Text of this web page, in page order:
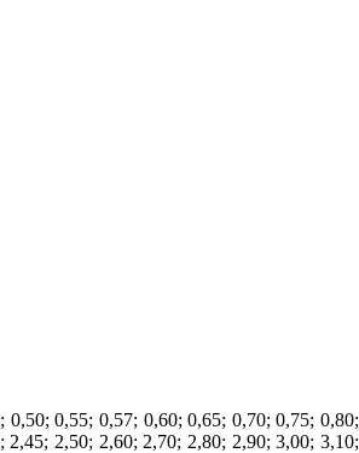
0,55; 0,57; 0,60; 0,65; 0,70; 0,75; 0,80;
2,45; 2,50; 2,60; 2,70; 2,80; 2,90; 3,00; 3,10;